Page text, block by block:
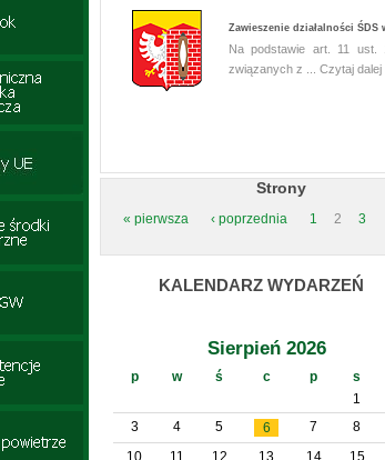
Zawieszenie działalności ŚDS
Na podstawie art. 11
związanych z ... Czytaj dalej
Strony
« pierwsza ‹ poprzednia 1 2 3
KALENDARZ WYDARZEŃ
Sierpień 2026
p w ś c p s
1
3
4 5 6 7 8
10
11 12 13 14 15